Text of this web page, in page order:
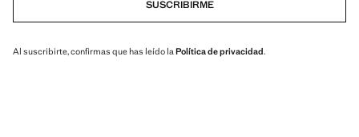
SUSCRIBIRME
Al suscribirte, confirmas que has leído la Política de privacidad.